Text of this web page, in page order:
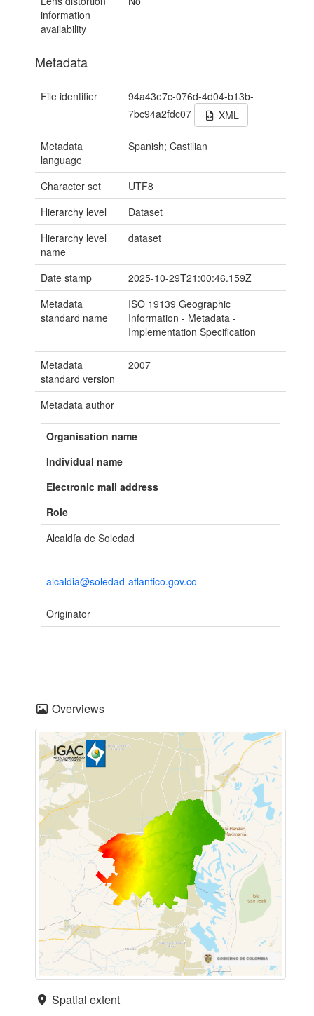
information
availability
Metadata
File identifier
94a43e7c-076d-4d04-b13b-
7bc94a2fdc07
XML
Metadata
language
Spanish; Castilian
Character set
UTF8
Hierarchy level
Dataset
Hierarchy level
name
dataset
Date stamp
2025-10-29T21:00:46.159Z
Metadata
standard name
ISO 19139 Geographic
Information - Metadata -
Implementation Specification
Metadata
standard version
2007
Metadata author
Organisation name
Individual name
Electronic mail address
Role
Alcaldía de Soledad
alcaldia@soledad-atlantico.gov.co
Originator
Overviews
Spatial extent